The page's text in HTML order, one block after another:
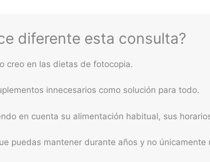
diferente esta consulta?
creo en las dietas de fotocopia.
innecesarios como solución para todo.
en cuenta su alimentación habitual, sus
puedas mantener durante años y no